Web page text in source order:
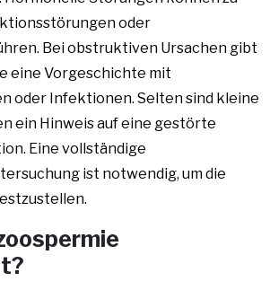
oder
Bei obstruktiven Ursachen gibt
eine Vorgeschichte mit
oder Infektionen. Selten sind kleine
ein Hinweis auf eine gestörte
Eine vollständige
ist notwendig, um die